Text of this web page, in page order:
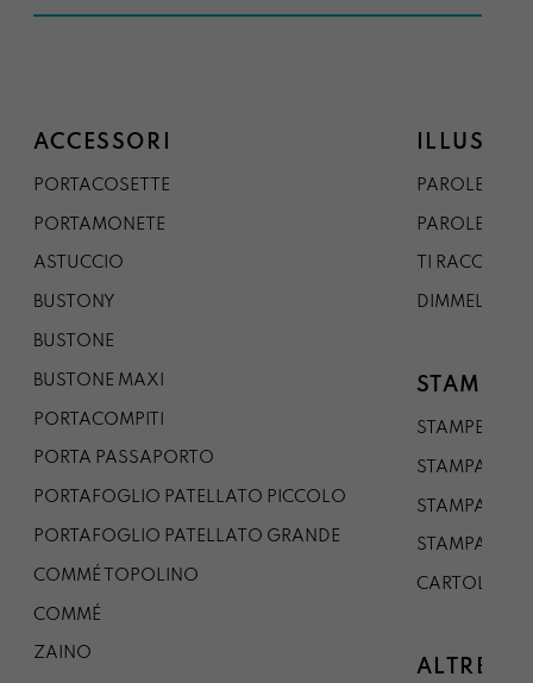
ACCESSORI
PORTACOSETTE
PORTAMONETE
ASTUCCIO
BUSTONY
BUSTONE
BUSTONE MAXI
PORTACOMPITI
PORTA PASSAPORTO
PORTAFOGLIO PATELLATO PICCOLO
PORTAFOGLIO PATELLATO GRANDE
COMMÉ TOPOLINO
COMMÉ
ZAINO
PAROLE DAL
PAROLE DA
TI
DIMMELO
STAMPE
STAMPE A5
STAMPA A3
STAMPA A1
STAMPA A0
CARTOLINA
ALTRE